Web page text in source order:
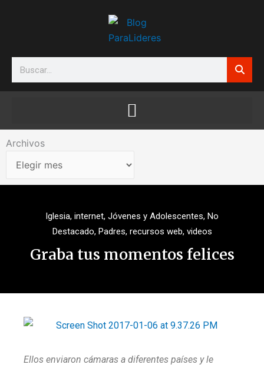
Search
Archivos
Archivos
Iglesia, internet, Jóvenes y Adolescentes, No
Destacado, Padres, recursos web, videos
Graba tus momentos felices
Ellos enviaron cámaras a diferentes países y le